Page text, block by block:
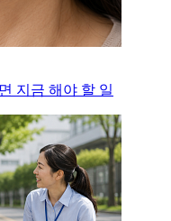
지금 해야 할 일